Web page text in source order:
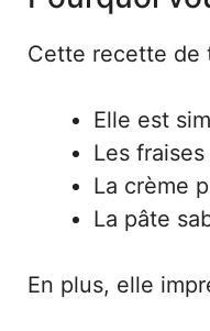
Cette recette de
Elle est
Les
La crème
La pâte
En plus, elle